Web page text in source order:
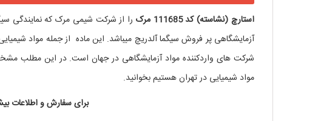
استارچ (نشاسته)کد 111685 مرک
را از شرکت شیمی مرک که نمایندگی
آزمایشگاهی پر فروش سیگما آلدریچ میباشد. این ماده از جمله مواد
شرکت های واردکننده مواد آزمایشگاهی در جهان است. در این مطلب
مواد شیمیایی در تهران هستیم بخوانید.
برای سفارش و اطلاعات